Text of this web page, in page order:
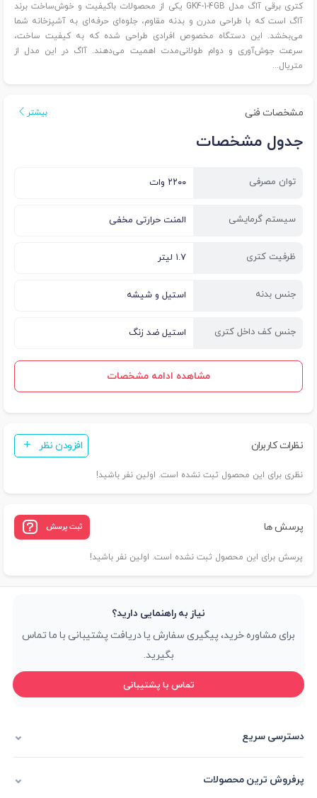
کتری برقی آاگ مدل GK4-1-4GB یکی از محصولات باکیفیت و خوش‌ساخت برند
آاگ است که با طراحی مدرن و بدنه مقاوم، جلوه‌ای حرفه‌ای به آشپزخانه شما
می‌بخشد. این دستگاه مخصوص افرادی طراحی شده که به کیفیت ساخت،
سرعت جوش‌آوری و دوام طولانی‌مدت اهمیت می‌دهند. آاگ در این مدل از
متریال...
مشخصات فنی بیشتر
جدول مشخصات
توان مصرفی ۲۲۰۰ وات
سیستم گرمایشی المنت حرارتی مخفی
ظرفیت کتری ۱.۷ لیتر
جنس بدنه استیل و شیشه
جنس کف داخل کتری استیل ضد زنگ
مشاهده ادامه مشخصات
نظرات کاربران افزودن نظر
نظری برای این محصول ثبت نشده است. اولین نفر باشید!
پرسش ها ثبت پرسش
پرسش برای این محصول ثبت نشده است. اولین نفر باشید!
دسترسی سریع
پرفروش ترین محصولات
نیاز به راهنمایی دارید؟
برای مشاوره خرید، پیگیری سفارش یا دریافت پشتیبانی با ما تماس
بگیرید.
تماس با پشتیبانی